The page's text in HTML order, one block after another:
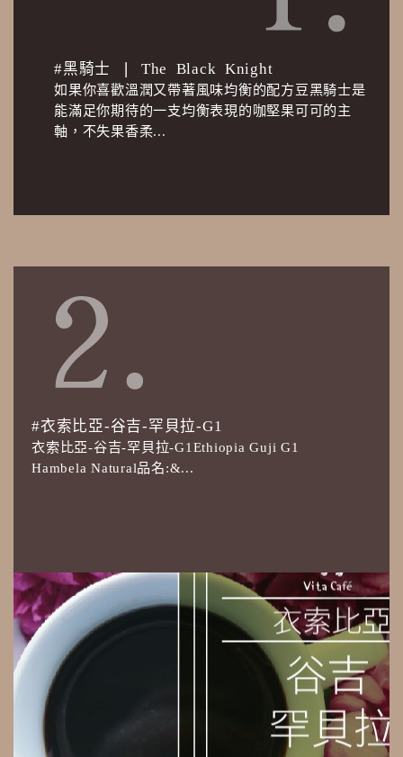
#黑騎士 ❘ The Black Knight
如果你喜歡溫潤又帶著風味均衡的配方豆黑騎士是
能滿足你期待的一支均衡表現的咖堅果可可的主
軸，不失果香柔...
#衣索比亞-谷吉-罕貝拉-G1
衣索比亞-谷吉-罕貝拉-G1Ethiopia Guji G1
Hambela Natural品名:&...